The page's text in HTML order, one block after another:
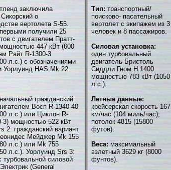
заключила
о
вертолета S-55.
получили 25
с двигателем Пратт-
447 кВт (600
Райт R-1300-3
л.с.) с обозначениями
Уорлуинд HAS.Mk 22
гражданский
Восп R-1340-40
л.с.) или Циклон R-
3) мощностью 522 кВт
2: гражданский вариант
Мейджер Mk 155
л.с.) или Mk 755
л.с.). Уорлуинд Srs 3:
турбовальной силовой
(General
Тип: транспортный/
поисково- пасательный
вертолет с экипажем из 3
человек и 8 пассажиров.
Силовая установка:
один турбовальный
двигатель Бристоль
Сиддли Гном Н.1400
мощностью 783 кВт (1050
л.с.).
Летные данные:
крейсерская скорость 167
км/час (104 миль/час);
потолок 4815 (15800
футов).
Веса: максимальный
взлетный 3629 кг (8000
фунтов).